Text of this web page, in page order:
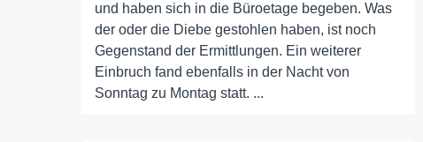
und haben sich in die Büroetage begeben. Was
der oder die Diebe gestohlen haben, ist noch
Gegenstand der Ermittlungen. Ein weiterer
Einbruch fand ebenfalls in der Nacht von
Sonntag zu Montag statt. ...